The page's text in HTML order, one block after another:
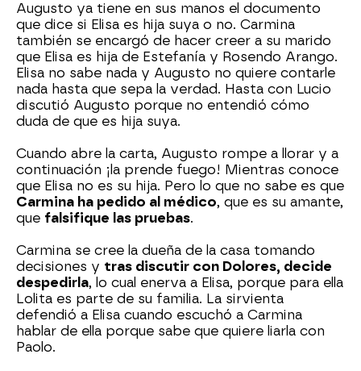
Augusto ya tiene en sus manos el documento
que dice si Elisa es hija suya o no. Carmina
también se encargó de hacer creer a su marido
que Elisa es hija de Estefanía y Rosendo Arango.
Elisa no sabe nada y Augusto no quiere contarle
nada hasta que sepa la verdad. Hasta con Lucio
discutió Augusto porque no entendió cómo
duda de que es hija suya.
Cuando abre la carta, Augusto rompe a llorar y a
continuación ¡la prende fuego! Mientras conoce
que Elisa no es su hija. Pero lo que no sabe es que
Carmina ha pedido al médico, que es su amante,
que falsifique las pruebas.
Carmina se cree la dueña de la casa tomando
decisiones y tras discutir con Dolores, decide
despedirla, lo cual enerva a Elisa, porque para ella
Lolita es parte de su familia. La sirvienta
defendió a Elisa cuando escuchó a Carmina
hablar de ella porque sabe que quiere liarla con
Paolo.